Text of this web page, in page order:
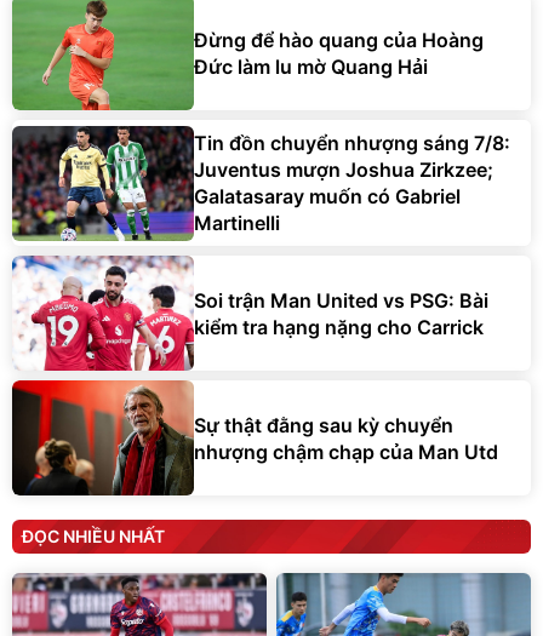
Đừng để hào quang của Hoàng
Đức làm lu mờ Quang Hải
Tin đồn chuyển nhượng sáng 7/8:
Juventus mượn Joshua Zirkzee;
Galatasaray muốn có Gabriel
Martinelli
Soi trận Man United vs PSG: Bài
kiểm tra hạng nặng cho Carrick
Sự thật đằng sau kỳ chuyển
nhượng chậm chạp của Man Utd
ĐỌC NHIỀU NHẤT